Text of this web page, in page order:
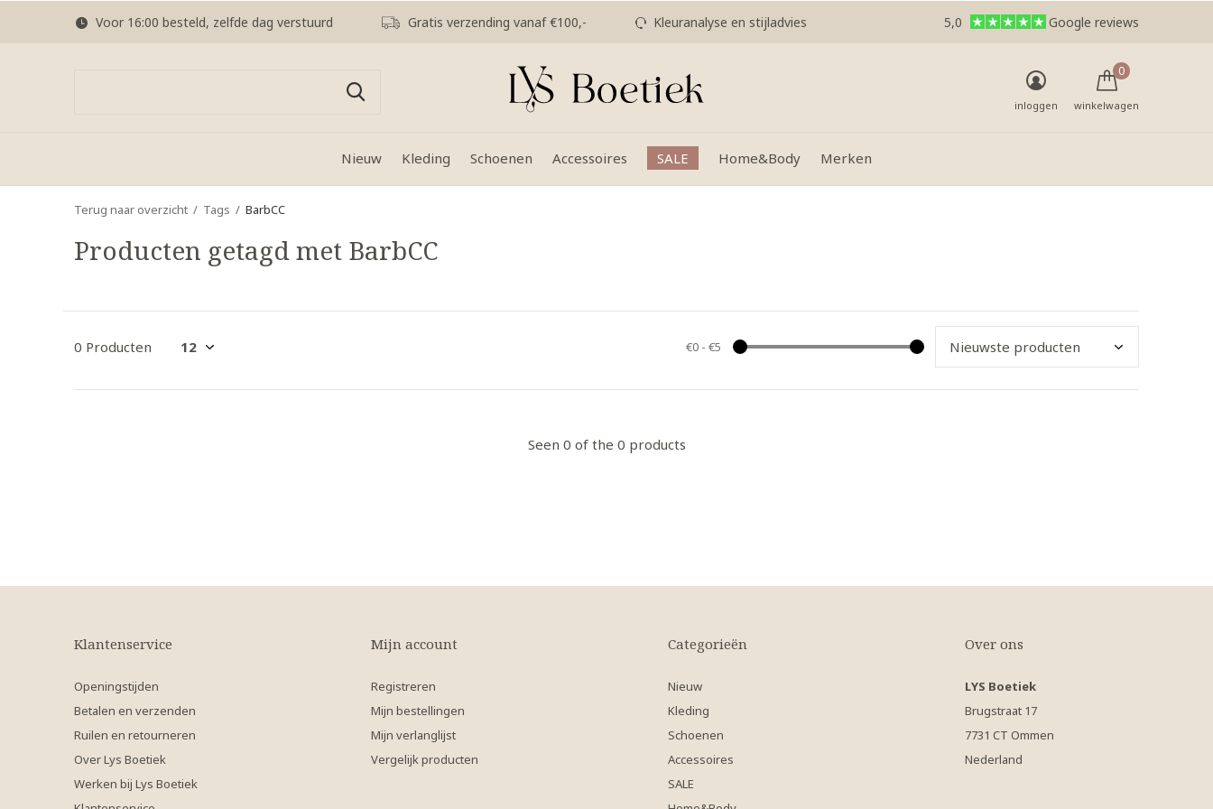
Nieuw Kleding Schoenen Accessoires SALE Home&Body Merken
inloggen winkelwagen
0
Voor 16:00 besteld, zelfde dag verstuurd Gratis verzending vanaf €100,- Kleuranalyse en stijladvies 5,0 Google reviews
Terug naar overzicht Tags BarbCC
Producten getagd met BarbCC
0 Producten €0- €5
Seen 0 of the 0 products
Klantenservice
Openingstijden
Betalen en verzenden
Ruilen en retourneren
Over Lys Boetiek
Werken bij Lys Boetiek
Mijn account
Registreren
Mijn bestellingen
Mijn verlanglijst
Vergelijk producten
Categorieën
Nieuw
Kleding
Schoenen
Accessoires
SALE
Over ons
LYS Boetiek
Brugstraat 17
7731 CT Ommen
Nederland